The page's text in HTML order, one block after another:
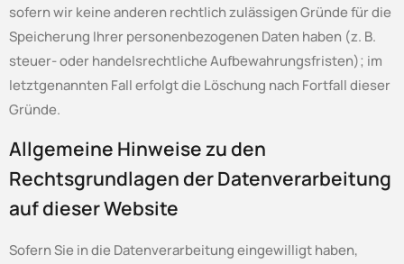
sofern wir keine anderen rechtlich zulässigen Gründe für die
Speicherung Ihrer personenbezogenen Daten haben (z. B.
steuer- oder handelsrechtliche Aufbewahrungsfristen); im
letztgenannten Fall erfolgt die Löschung nach Fortfall dieser
Gründe.
Allgemeine Hinweise zu den
Rechtsgrundlagen der Datenverarbeitung
auf dieser Website
Sofern Sie in die Datenverarbeitung eingewilligt haben,